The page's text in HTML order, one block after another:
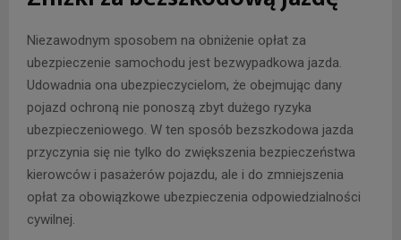
Niezawodnym sposobem na obniżenie opłat za
ubezpieczenie samochodu jest bezwypadkowa jazda.
Udowadnia ona ubezpieczycielom, że obejmując dany
pojazd ochroną nie ponoszą zbyt dużego ryzyka
ubezpieczeniowego. W ten sposób bezszkodowa jazda
przyczynia się nie tylko do zwiększenia bezpieczeństwa
kierowców i pasażerów pojazdu, ale i do zmniejszenia
opłat za obowiązkowe ubezpieczenia odpowiedzialności
cywilnej.